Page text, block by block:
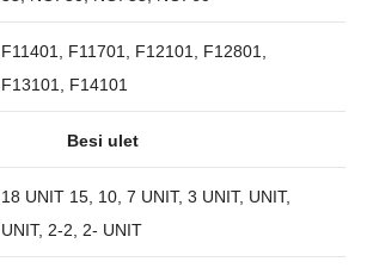
55, NO. 50, NO. 55, NO. 60
F11401, F11701, F12101, F12801,
F13101, F14101
Besi ulet
18 UNIT 15, 10, 7 UNIT, 3 UNIT, UNIT,
UNIT, 2-2, 2- UNIT